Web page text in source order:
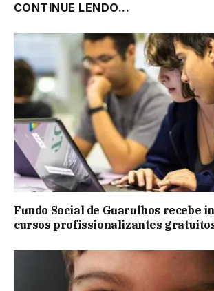
CONTINUE LENDO...
Fundo Social de Guarulhos recebe
cursos profissionalizantes